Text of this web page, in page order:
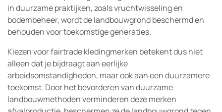
in duurzame praktijken, zoals vruchtwisseling en
bodembeheer, wordt de landbouwgrond beschermd en
behouden voor toekomstige generaties.
Kiezen voor fairtrade kledingmerken betekent dus niet
alleen dat je bijdraagt aan eerlijke
arbeidsomstandigheden, maar ook aan een duurzamere
toekomst. Door het bevorderen van duurzame
landbouwmethoden verminderen deze merken